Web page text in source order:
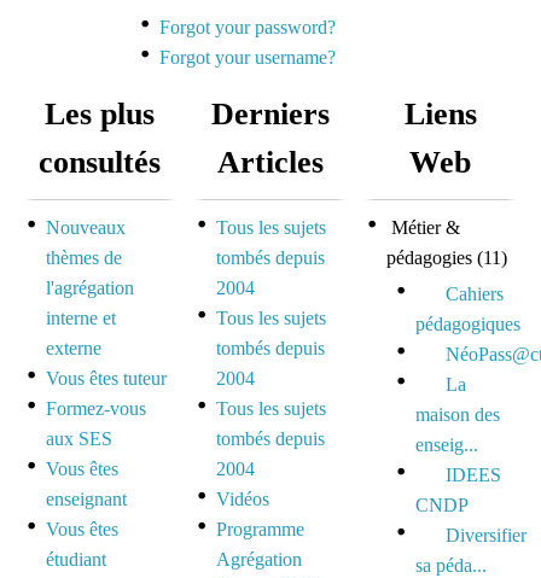
dédiée à la préparation
des concours pour
Espace dédié aux tuteurs
et formateurs
Espace réservé pour
mutualiser ses outils,
idées et questionnements
Forgot your password?
Forgot your username?
Les plus
consultés
Nouveaux
thèmes de
l'agrégation
interne et
externe
Vous êtes tuteur
Formez-vous
aux SES
Vous êtes
enseignant
Vous êtes
étudiant
Derniers
Articles
Tous les sujets
tombés depuis
2004
Tous les sujets
tombés depuis
2004
Tous les sujets
tombés depuis
2004
Vidéos
Programme
Agrégation
Liens
Web
Métier &
pédagogies (11)
Cahiers
pédagogiques
La
maison des
enseig...
IDEES
CNDP
Diversifier
sa péda...